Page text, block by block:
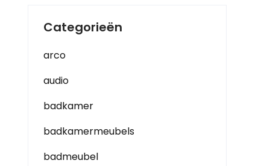
Categorieën
arco
audio
badkamer
badkamermeubels
badmeubel